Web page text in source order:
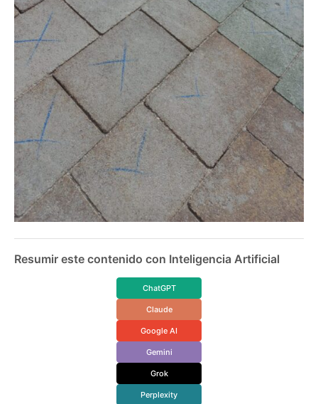
Resumir este contenido con Inteligencia Artificial
ChatGPT
Claude
Google AI
Gemini
Grok
Perplexity